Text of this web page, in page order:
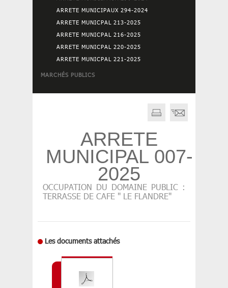
ARRETE MUNICIPAUX 294-2024
ARRETE MUNICPAL 213-2025
ARRETE MUNICPAL 216-2025
ARRETE MUNICPAL 220-2025
ARRETE MUNICPAL 221-2025
MARCHÉS PUBLICS
ARRETE
MUNICIPAL 007-
2025
OCCUPATION DU DOMAINE PUBLIC :
TERRASSE DE CAFE " LE FLANDRE"
Les documents attachés